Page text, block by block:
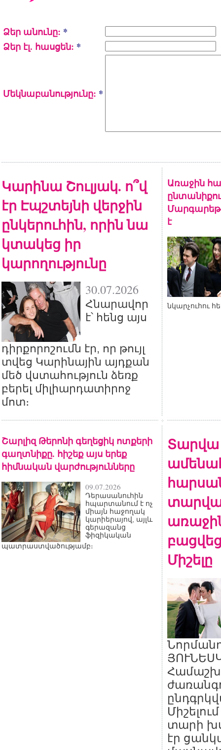
Ձեր անունը: *
Ձեր էլ. հասցեն: *
Մեկնաբանությունը: *
Կարինա Շուլյակ. ո՞վ
էր Էպշտեյնի վերջին
ընկերուհին, որին նա
կտակեց իր
կարողությունը
30.07.2026
Հնարավոր
է՝ հենց այս
դիրքորոշումն էր, որ թույլ
տվեց Կարինային այդքան
մեծ վստահություն ձեռք
բերել միլիարդատիրոջ
մոտ։
Առաջին
է
նկարչուհու
Շարլիզ Թերոնի գեղեցիկ ոտքերի
գաղտնիքը. հիշեք այս երեք
հիմնական վարժությունները
09.07.2026
Դերասանուհին
հպարտանում է ոչ
միայն հաջողակ
կարիերայով, այլև
գերազանց
ֆիզիկական
պատրաստվածությամբ։
Տարվա
տարվա
Միշելը
տարի
էր